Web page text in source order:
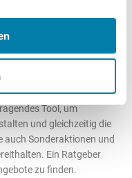
nutzen
Tool, um
und gleichzeitig die
auch Sonderaktionen und
Ein Ratgeber
zu finden.